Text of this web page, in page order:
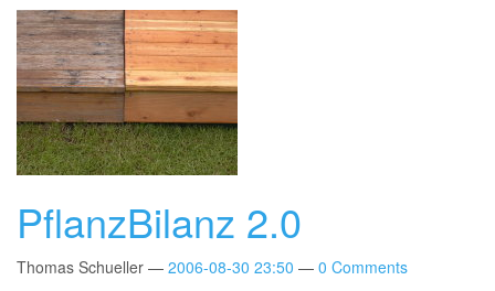
PflanzBilanz 2.0
Thomas Schueller 2006-08-30 23:50 0 Comments